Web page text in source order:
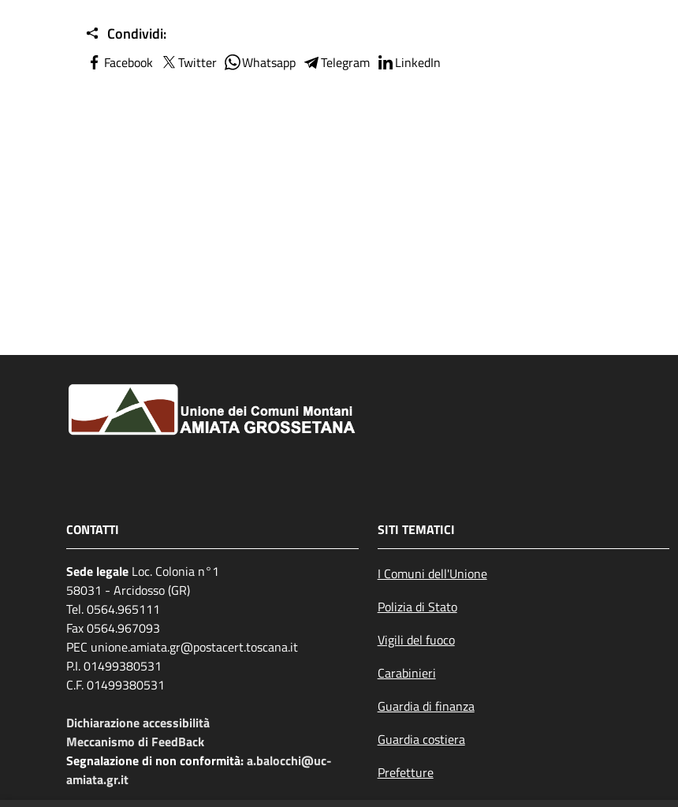
Condividi:
Facebook Twitter Whatsapp Telegram LinkedIn
CONTATTI
Sede legale Loc. Colonia n°1
58031 - Arcidosso (GR)
Tel. 0564.965111
Fax 0564.967093
PEC unione.amiata.gr@postacert.toscana.it
P.I. 01499380531
C.F. 01499380531
Dichiarazione accessibilità
Meccanismo di FeedBack
Segnalazione di non conformità:a.balocchi@uc-
amiata.gr.it
SITI TEMATICI
I Comuni dell'Unione
Polizia di Stato
Vigili del fuoco
Carabinieri
Guardia di finanza
Guardia costiera
Prefetture